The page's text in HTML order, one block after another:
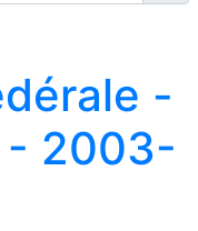
-
- 2003-